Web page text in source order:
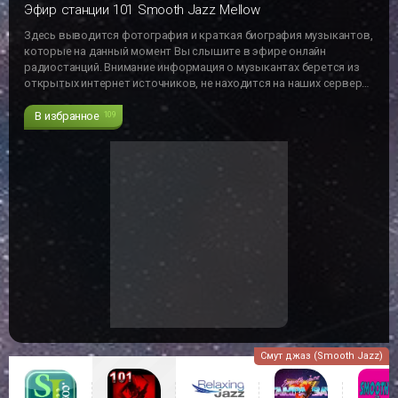
Эфир станции 101 Smooth Jazz Mellow
Здесь выводится фотография и краткая биография музыкантов,
которые на данный момент Вы слышите в эфире онлайн
радиостанций. Внимание информация о музыкантах берется из
открытых интернет источников, не находится на наших серверах
В избранное 109
Смут джаз (Smooth Jazz)